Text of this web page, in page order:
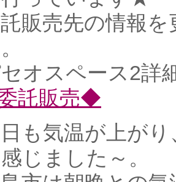
販売先の情報を
オスペース2詳
託販売◆
も気温が上が
感じました～。